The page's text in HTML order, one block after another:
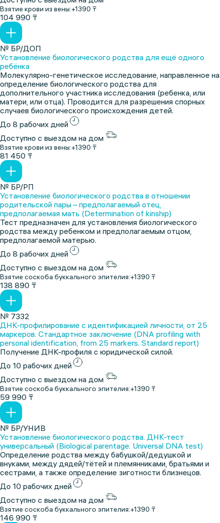
Взятие крови из вены:+1390 ₸
104 990 ₸
№ БР/ДОП
Установление биологического родства для ещё одного
ребёнка
Молекулярно-генетическое исследование, направленное на
определение биологического родства для
дополнительного участника исследования (ребенка, или
матери, или отца). Проводится для разрешения спорных
случаев биологического происхождения детей.
До 8 рабочих дней
Доступно с выездом на дом
Взятие крови из вены:+1390 ₸
81 450 ₸
№ БР/РП
Установление биологического родства в отношении
родительской пары – предполагаемый отец,
предполагаемая мать (Determination of kinship)
Тест предназначен для установления биологического
родства между ребенком и предполагаемым отцом,
предполагаемой матерью.
До 8 рабочих дней
Доступно с выездом на дом
Взятие соскоба буккального эпителия:+1390 ₸
138 890 ₸
№ 7332
ДНК-профилирование с идентификацией личности, от 25
маркеров. Стандартное заключение (DNA profiling with
personal identification, from 25 markers. Standard report)
Получение ДНК-профиля с юридической силой.
До 10 рабочих дней
Доступно с выездом на дом
Взятие соскоба буккального эпителия:+1390 ₸
59 990 ₸
№ БР/УНИВ
Установление биологического родства. ДНК-тест
универсальный (Biological parentage. Universal DNA test)
Определение родства между бабушкой/дедушкой и
внуками, между дядей/тётей и племянниками, братьями и
сестрами, а также определение зиготности близнецов.
До 10 рабочих дней
Доступно с выездом на дом
Взятие соскоба буккального эпителия:+1390 ₸
146 990 ₸